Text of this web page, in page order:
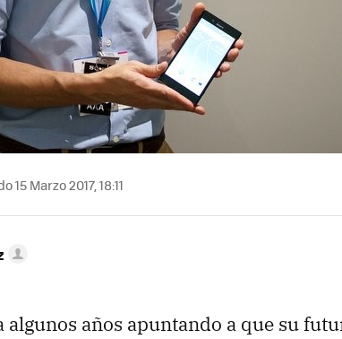
15 Marzo 2017, 18:11
algunos años apuntando a que su